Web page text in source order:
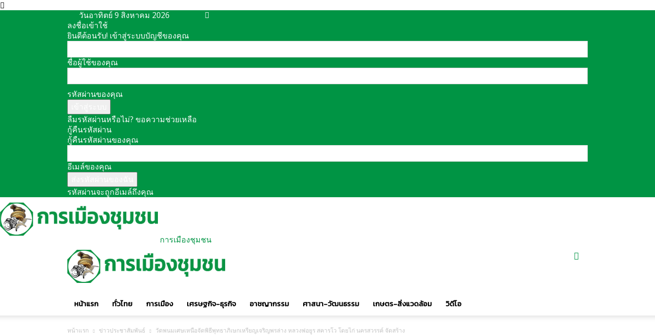
วันอาทิตย์ 9 สิงหาคม 2026
ลงชื่อเข้าใช้
ยินดีต้อนรับ! เข้าสู่ระบบบัญชีของคุณ
ชื่อผู้ใช้ของคุณ
รหัสผ่านของคุณ
ลืมรหัสผ่านหรือไม่? ขอความช่วยเหลือ
กู้คืนรหัสผ่าน
กู้คืนรหัสผ่านของคุณ
อีเมล์ของคุณ
รหัสผ่านจะถูกอีเมล์ถึงคุณ
การเมืองชุมชน
หน้าแรก ทั่วไทย การเมือง เศรษฐกิจ-ธุรกิจ อาชญากรรม ศาสนา-วัฒนธรรม เกษตร-สิ่งแวดล้อม วิดีโอ
หน้าแรก ข่าวประชาสัมพันธ์ วัดพนมเศษเหนือจัดพิธีพุทธาภิเษกเหรียญเจริญพรล่าง หลวงพ่อยูร สคารโว โดยไก่ นครสวรรค์ จัดสร้าง